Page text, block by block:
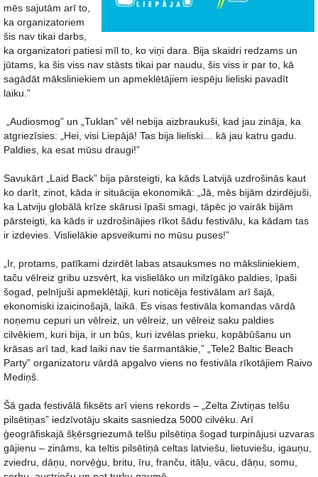
mēs sajutām arī to,
ka organizatoriem
šis nav tikai darbs,
ka organizatori patiesi mīl to, ko viņi dara. Bija skaidri redzams un
jūtams, ka šis viss nav stāsts tikai par naudu, šis viss ir par to, kā
sagādāt māksliniekiem un apmeklētājiem iespēju lieliski pavadīt
laiku.”
„Audiosmog” un „Tuklan” vēl nebija aizbraukuši, kad jau zināja, ka
atgriezīsies: „Hei, visi Liepājā! Tas bija lieliski… kā jau katru gadu.
Paldies, ka esat mūsu draugi!”
Savukārt „Laid Back” bija pārsteigti, ka kāds Latvijā uzdrošinās kaut
ko darīt, zinot, kāda ir situācija ekonomikā: „Jā, mēs bijām dzirdējuši,
ka Latviju globālā krīze skārusi īpaši smagi, tāpēc jo vairāk bijām
pārsteigti, ka kāds ir uzdrošinājies rīkot šādu festivālu, ka kādam tas
ir izdevies. Vislielākie apsveikumi no mūsu puses!”
„Ir, protams, patīkami dzirdēt labas atsauksmes no māksliniekiem,
taču vēlreiz gribu uzsvērt, ka vislielāko un milzīgāko paldies, īpaši
šogad, pelnījuši apmeklētāji, kuri noticēja festivālam arī šajā,
ekonomiski izaicinošajā, laikā. Es visas festivāla komandas vārdā
noņemu cepuri un vēlreiz, un vēlreiz, un vēlreiz saku paldies
cilvēkiem, kuri bija, ir un būs, kuri izvēlas prieku, kopābūšanu un
krāsas arī tad, kad laiki nav tie šarmantākie,” „Tele2 Baltic Beach
Party” organizatoru vārdā apgalvo viens no festivāla rīkotājiem Raivo
Mediņš.
Šā gada festivālā fiksēts arī viens rekords – „Zelta Zivtiņas telšu
pilsētiņas” iedzīvotāju skaits sasniedza 5000 cilvēku. Arī
ģeogrāfiskajā šķērsgriezumā telšu pilsētiņa šogad turpinājusi uzvaras
gājienu – zināms, ka teltis pilsētiņā celtas latviešu, lietuviešu, igauņu,
zviedru, dāņu, norvēģu, britu, īru, franču, itāļu, vācu, dāņu, somu,